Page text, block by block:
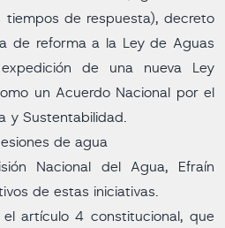
tiempos de respuesta), decreto
de reforma a la Ley de Aguas
de una nueva Ley
un Acuerdo Nacional por el
y Sustentabilidad.
de agua
Nacional del Agua, Efraín
de estas iniciativas.
artículo 4 constitucional, que